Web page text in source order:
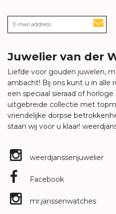
Juwelier van der
Liefde voor gouden juwelen,
ambacht! Bij ons kunt u in alle
een speciaal sieraad of
uitgebreide collectie met
vriendelijke dorpse
staan wij voor u klaar!
weerdjanssenjuwelier
Facebook
mr.janssenwatches